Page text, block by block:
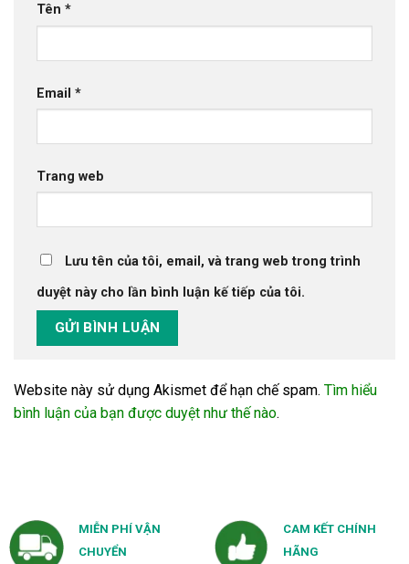
Tên *
Email *
Trang web
Lưu tên của tôi, email, và trang web trong trình
duyệt này cho lần bình luận kế tiếp của tôi.
Website này sử dụng Akismet để hạn chế spam. Tìm hiểu
bình luận của bạn được duyệt như thế nào.
MIỄN PHÍ VẬN
CHUYỂN
CAM KẾT CHÍNH
HÃNG